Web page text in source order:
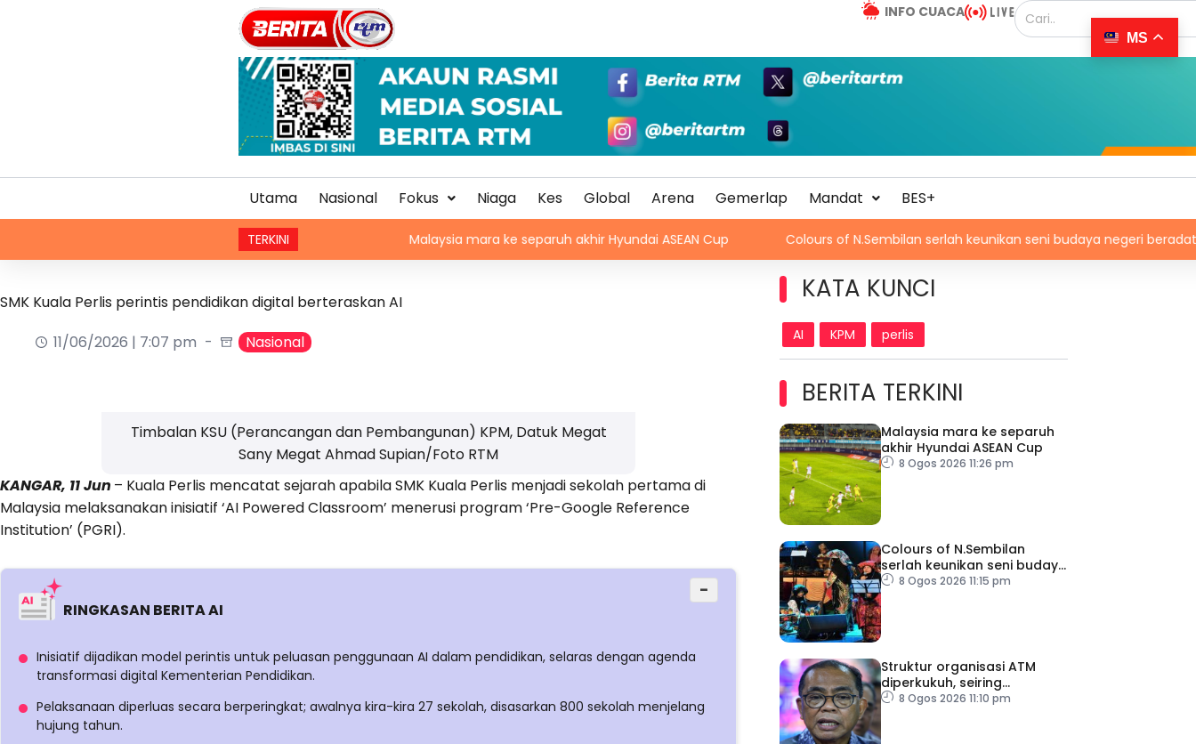
INFO CUACA
Utama Nasional Fokus Niaga Kes Global Arena Gemerlap Mandat BES+
TERKINI Malaysia mara ke separuh akhir Hyundai ASEAN Cup Colours of N.Sembilan serlah keunikan seni budaya negeri beradat
SMK Kuala Perlis perintis pendidikan digital berteraskan AI
11/06/2026 | 7:07 pm
Nasional
Timbalan KSU (Perancangan dan Pembangunan) KPM, Datuk Megat
Sany Megat Ahmad Supian/Foto RTM
KANGAR, 11 Jun – Kuala Perlis mencatat sejarah apabila SMK Kuala Perlis menjadi sekolah pertama di
Malaysia melaksanakan inisiatif ‘AI Powered Classroom’ menerusi program ‘Pre-Google Reference
Institution’ (PGRI).
RINGKASAN BERITA AI
−
Inisiatif dijadikan model perintis untuk peluasan penggunaan AI dalam pendidikan, selaras dengan agenda
transformasi digital Kementerian Pendidikan.
Pelaksanaan diperluas secara berperingkat; awalnya kira-kira 27 sekolah, disasarkan 800 sekolah menjelang
hujung tahun.
KATA KUNCI
AI KPM perlis
BERITA TERKINI
Malaysia mara ke separuh
akhir Hyundai ASEAN Cup
8 Ogos 2026 11:26 pm
Colours of N.Sembilan
serlah keunikan seni budaya
negeri beradat
8 Ogos 2026 11:15 pm
Struktur organisasi ATM
diperkukuh, seiring
pemodenan aset
8 Ogos 2026 11:10 pm
MS